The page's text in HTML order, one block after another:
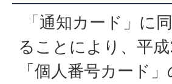
「通知カード」に
ることにより、平
「個人番号カード